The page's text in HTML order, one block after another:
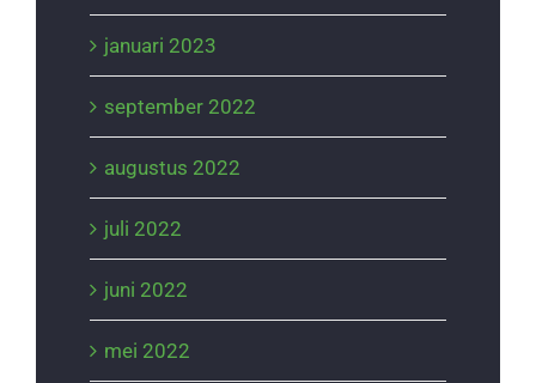
januari 2023
september 2022
augustus 2022
juli 2022
juni 2022
mei 2022